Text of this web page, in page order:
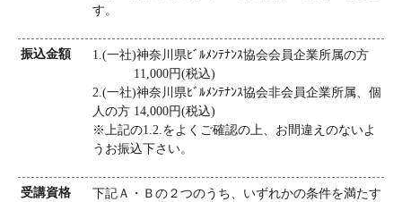
す。
振込金額
1.(一社)神奈川県ﾋﾞﾙﾒﾝﾃﾅﾝｽ協会会員企業所属の方
11,000円(税込)
2.(一社)神奈川県ﾋﾞﾙﾒﾝﾃﾅﾝｽ協会非会員企業所属、個
人の方 14,000円(税込)
※上記の1.2.をよくご確認の上、お間違えのないよ
うお振込下さい。
受講資格
下記Ａ・Ｂの２つのうち、いずれかの条件を満たす